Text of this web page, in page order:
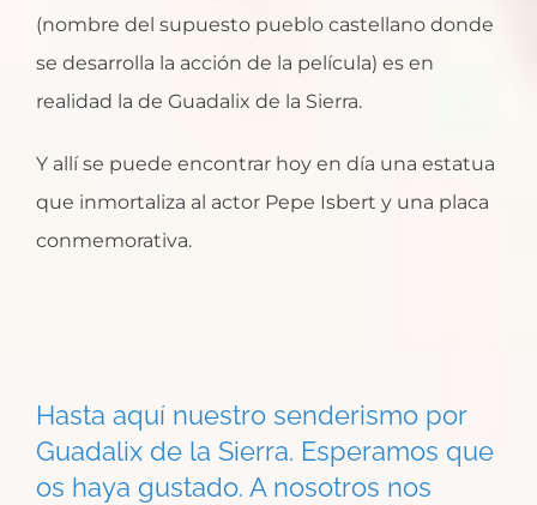
(nombre del supuesto pueblo castellano donde
se desarrolla la acción de la película) es en
realidad la de Guadalix de la Sierra.
Y allí se puede encontrar hoy en día una estatua
que inmortaliza al actor Pepe Isbert y una placa
conmemorativa.
Hasta aquí nuestro senderismo por
Guadalix de la Sierra. Esperamos que
os haya gustado. A nosotros nos